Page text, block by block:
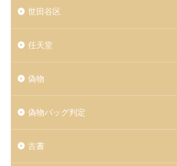
世田谷区
任天堂
偽物
偽物バッグ判定
古書